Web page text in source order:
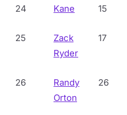
24 Kane 15
25
Zack
Ryder
17
26
Randy
Orton
26